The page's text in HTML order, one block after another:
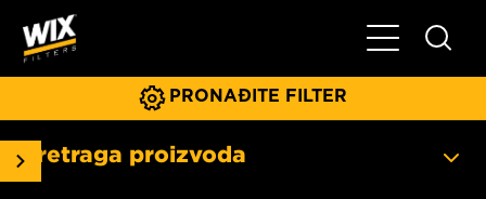
Glavni meni
PRONAĐITE FILTER
Pretraga proizvoda